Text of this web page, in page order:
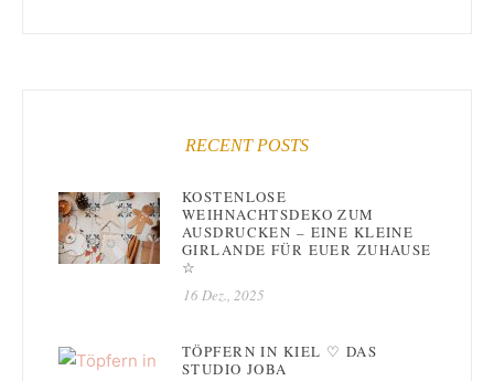
RECENT POSTS
KOSTENLOSE
WEIHNACHTSDEKO ZUM
AUSDRUCKEN – EINE KLEINE
GIRLANDE FÜR EUER ZUHAUSE
☆
16 Dez., 2025
TÖPFERN IN KIEL ♡ DAS
STUDIO JOBA